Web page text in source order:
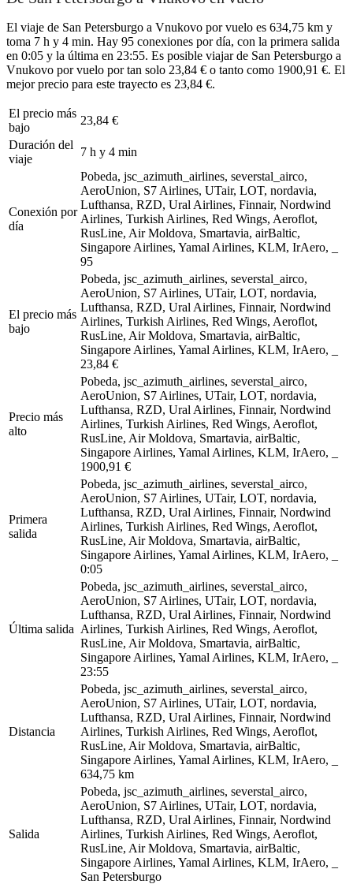
El viaje de San Petersburgo a Vnukovo por vuelo es 634,75 km y
toma 7 h y 4 min. Hay 95 conexiones por día, con la primera salida
en 0:05 y la última en 23:55. Es posible viajar de San Petersburgo a
Vnukovo por vuelo por tan solo 23,84 € o tanto como 1900,91 €. El
mejor precio para este trayecto es 23,84 €.
El precio más
bajo
23,84 €
Duración del
viaje
7 h y 4 min
Conexión por
día
Pobeda, jsc_azimuth_airlines, severstal_airco,
AeroUnion, S7 Airlines, UTair, LOT, nordavia,
Lufthansa, RZD, Ural Airlines, Finnair, Nordwind
Airlines, Turkish Airlines, Red Wings, Aeroflot,
RusLine, Air Moldova, Smartavia, airBaltic,
Singapore Airlines, Yamal Airlines, KLM, IrAero, _
95
El precio más
bajo
Pobeda, jsc_azimuth_airlines, severstal_airco,
AeroUnion, S7 Airlines, UTair, LOT, nordavia,
Lufthansa, RZD, Ural Airlines, Finnair, Nordwind
Airlines, Turkish Airlines, Red Wings, Aeroflot,
RusLine, Air Moldova, Smartavia, airBaltic,
Singapore Airlines, Yamal Airlines, KLM, IrAero, _
23,84 €
Precio más
alto
Pobeda, jsc_azimuth_airlines, severstal_airco,
AeroUnion, S7 Airlines, UTair, LOT, nordavia,
Lufthansa, RZD, Ural Airlines, Finnair, Nordwind
Airlines, Turkish Airlines, Red Wings, Aeroflot,
RusLine, Air Moldova, Smartavia, airBaltic,
Singapore Airlines, Yamal Airlines, KLM, IrAero, _
1900,91 €
Primera
salida
Pobeda, jsc_azimuth_airlines, severstal_airco,
AeroUnion, S7 Airlines, UTair, LOT, nordavia,
Lufthansa, RZD, Ural Airlines, Finnair, Nordwind
Airlines, Turkish Airlines, Red Wings, Aeroflot,
RusLine, Air Moldova, Smartavia, airBaltic,
Singapore Airlines, Yamal Airlines, KLM, IrAero, _
0:05
Última salida
Pobeda, jsc_azimuth_airlines, severstal_airco,
AeroUnion, S7 Airlines, UTair, LOT, nordavia,
Lufthansa, RZD, Ural Airlines, Finnair, Nordwind
Airlines, Turkish Airlines, Red Wings, Aeroflot,
RusLine, Air Moldova, Smartavia, airBaltic,
Singapore Airlines, Yamal Airlines, KLM, IrAero, _
23:55
Distancia
Pobeda, jsc_azimuth_airlines, severstal_airco,
AeroUnion, S7 Airlines, UTair, LOT, nordavia,
Lufthansa, RZD, Ural Airlines, Finnair, Nordwind
Airlines, Turkish Airlines, Red Wings, Aeroflot,
RusLine, Air Moldova, Smartavia, airBaltic,
Singapore Airlines, Yamal Airlines, KLM, IrAero, _
634,75 km
Salida
Pobeda, jsc_azimuth_airlines, severstal_airco,
AeroUnion, S7 Airlines, UTair, LOT, nordavia,
Lufthansa, RZD, Ural Airlines, Finnair, Nordwind
Airlines, Turkish Airlines, Red Wings, Aeroflot,
RusLine, Air Moldova, Smartavia, airBaltic,
Singapore Airlines, Yamal Airlines, KLM, IrAero, _
San Petersburgo